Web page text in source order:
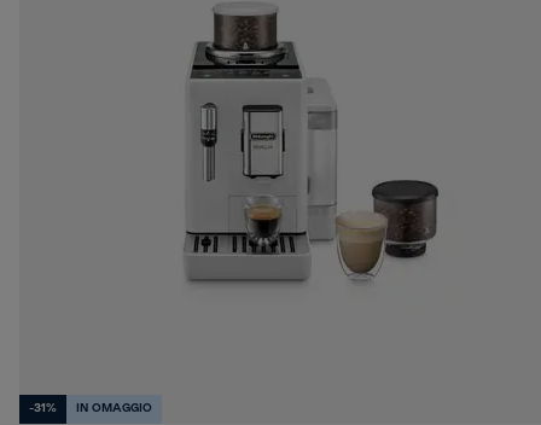
-31% IN OMAGGIO